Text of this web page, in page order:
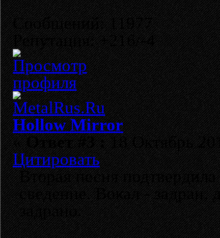
Сообщений: 11977
Репутация: +216/-4
Hollow Mirror
«Ответ #3 :18 Октябрь
Цитировать
Вторая песня
сведение. Вокал -
задрано.